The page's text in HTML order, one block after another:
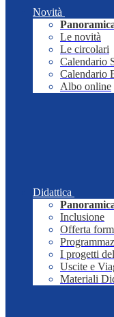
Novità
Le novità
Le circolari
Calendario
Calendario
Albo online
Didattica
Inclusione
Offerta
I progetti
Uscite e
Materiali